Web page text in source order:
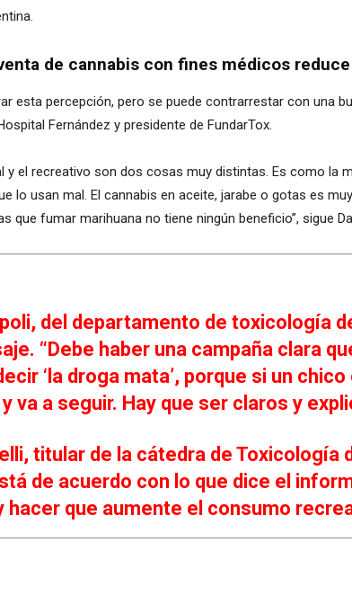
de cannabis con fines médicos
esta percepción, pero se puede contrarrestar con una
Fernández y presidente de FundarTox.
y el recreativo son dos cosas muy distintas. Es como la
lo usan mal. El cannabis en aceite, jarabe o gotas es
que fumar marihuana no tiene ningún beneficio”, sigue
del departamento de toxicología
“Debe haber una campaña clara
‘la droga mata’, porque si un
va a seguir. Hay que ser claros y
titular de la cátedra de Toxicología
de acuerdo con lo que dice el
hacer que aumente el consumo